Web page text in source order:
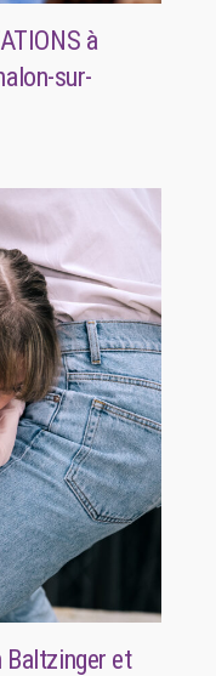
à
sur-
Baltzinger et